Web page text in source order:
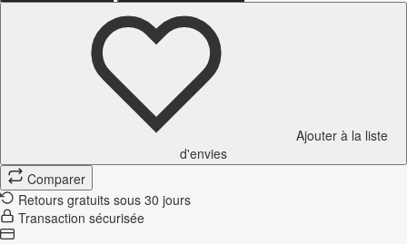
Ajouter à la liste
d'envies
Comparer
Retours gratuits sous 30 jours
Transaction sécurisée